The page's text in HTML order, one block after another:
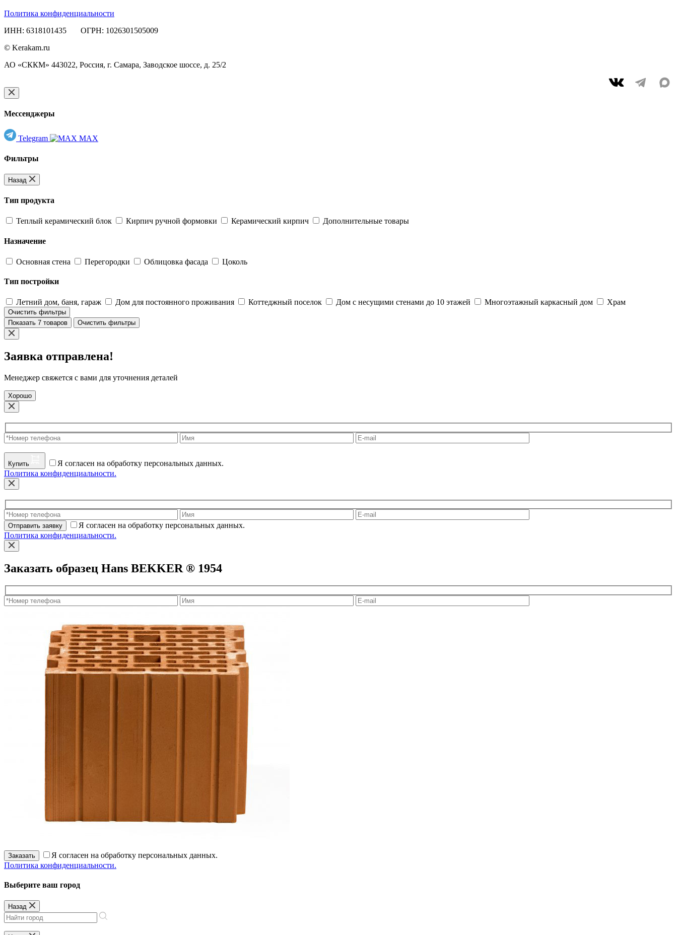
Политика конфиденциальности
ИНН: 6318101435 ОГРН: 1026301505009
© Kerakam.ru
АО «СККМ» 443022, Россия, г. Самара, Заводское шоссе, д. 25/2
Мессенджеры
Telegram MAX
Фильтры
Назад
Тип продукта
Теплый керамический блок Кирпич ручной формовки Керамический кирпич Дополнительные товары
Назначение
Основная стена Перегородки Облицовка фасада Цоколь
Тип постройки
Летний дом, баня, гараж Дом для постоянного проживания Коттеджный поселок Дом с несущими стенами до 10 этажей Многоэтажный каркасный дом Храм
Очистить фильтры
Показать 7 товаров
Очистить фильтры
Заявка отправлена!
Менеджер свяжется с вами для уточнения деталей
Хорошо
Купить
Я согласен на обработку персональных данных.
Политика конфиденциальности.
Отправить заявку
Я согласен на обработку персональных данных.
Политика конфиденциальности.
Заказать образец Hans BEKKER ® 1954
Заказать
Я согласен на обработку персональных данных.
Политика конфиденциальности.
Выберите ваш город
Назад